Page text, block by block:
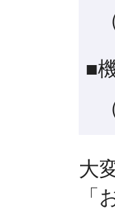
■
大
「